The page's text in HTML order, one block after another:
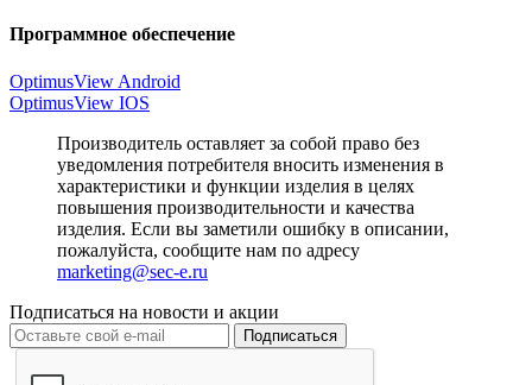
Программное обеспечение
OptimusView Android
OptimusView IOS
Производитель оставляет за собой право без
уведомления потребителя вносить изменения в
характеристики и функции изделия в целях
повышения производительности и качества
изделия. Если вы заметили ошибку в описании,
пожалуйста, сообщите нам по адресу
marketing@sec-e.ru
Подписаться на новости и акции
Подписаться